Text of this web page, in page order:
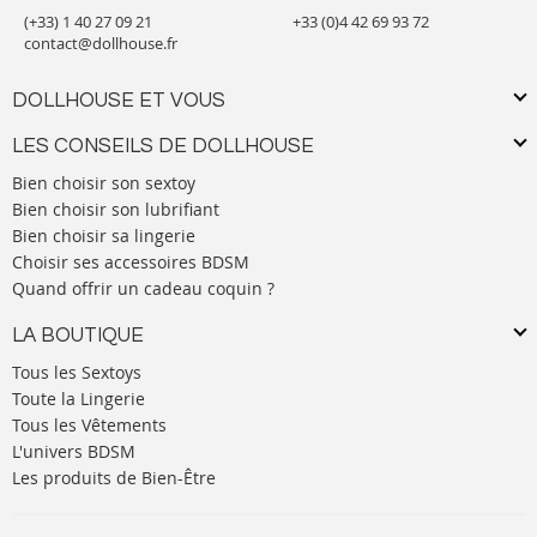
(+33) 1 40 27 09 21
contact@dollhouse.fr
DOLLHOUSE ET VOUS
LES CONSEILS DE DOLLHOUSE
Bien choisir son sextoy
Bien choisir son lubrifiant
Bien choisir sa lingerie
Choisir ses accessoires BDSM
Quand offrir un cadeau coquin ?
LA BOUTIQUE
Tous les Sextoys
Toute la Lingerie
Tous les Vêtements
L'univers BDSM
Les produits de Bien-Être
+33 (0)4 42 69 93 72